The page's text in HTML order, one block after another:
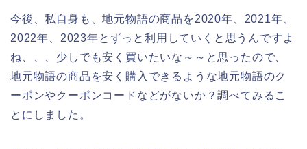
今後、私自身も、地元物語の商品を2020年、2021年、
2022年、2023年とずっと利用していくと思うんですよ
ね、、、少しでも安く買いたいな～～と思ったので、
地元物語の商品を安く購入できるような地元物語のク
ーポンやクーポンコードなどがないか？調べてみるこ
とにしました。